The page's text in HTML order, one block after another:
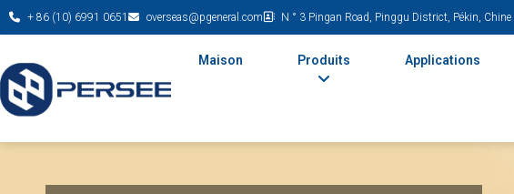
+ 86 (10) 6991 0651 overseas@pgeneral.com N ° 3 Pingan Road, Pinggu District, Pékin, Chine
Maison Produits Applications